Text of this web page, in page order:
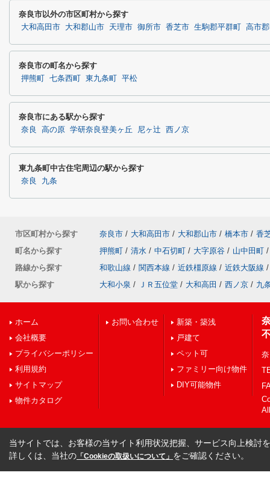
奈良市以外の市区町村から探す
大和高田市 大和郡山市 天理市 御所市 香芝市 生駒郡平群町 高市
奈良市の町名から探す
押熊町 七条西町 東九条町 平松
奈良市にある駅から探す
奈良 高の原 学研奈良登美ヶ丘 尼ヶ辻 西ノ京
東九条町中古住宅周辺の駅から探す
奈良 九条
市区町村から探す 奈良市 / 大和高田市 / 大和郡山市 / 橋本市 / 香
町名から探す
押熊町 / 清水 / 中石切町 / 大字原谷 / 山中田町 /
路線から探す
和歌山線 / 関西本線 / 近鉄橿原線 / 近鉄大阪線 /
駅から探す
大和小泉 / ＪＲ五位堂 / 大和高田 / 西ノ京 / 九
ホーム
会社概要
プライバシーポリシー
利用規約
サイトマップ
物件カタログ
お問い合わせ
新築・築浅
戸建て
ペット可
ファミリー向け物件
DIY可能物件
当サイトでは、お客様の当サイト利用状況把握、サービス向上検討
詳しくは、当社の 「Cookieの取扱いについて」 をご確認ください。